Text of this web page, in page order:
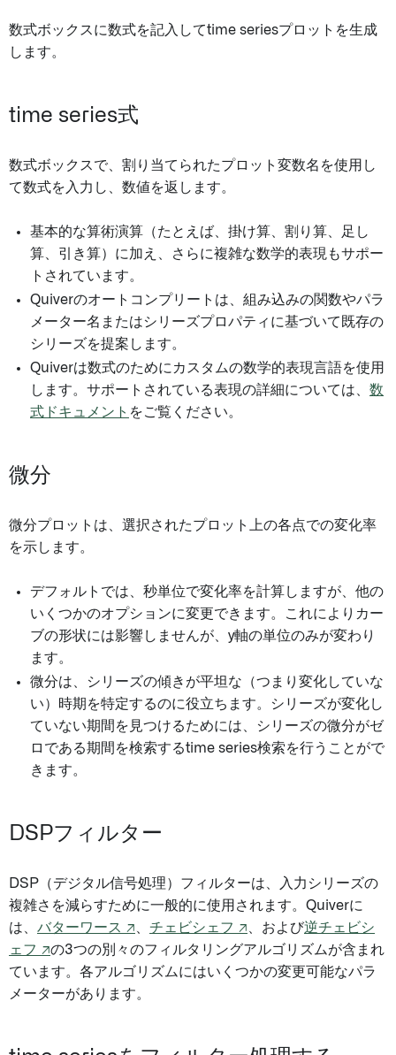
数式ボックスに数式を記入してtime seriesプロットを生成
します。
time series式
数式ボックスで、割り当てられたプロット変数名を使用し
て数式を入力し、数値を返します。
基本的な算術演算（たとえば、掛け算、割り算、足し
算、引き算）に加え、さらに複雑な数学的表現もサポー
トされています。
Quiverのオートコンプリートは、組み込みの関数やパラ
メーター名またはシリーズプロパティに基づいて既存の
シリーズを提案します。
Quiverは数式のためにカスタムの数学的表現言語を使用
します。サポートされている表現の詳細については、 数
式ドキュメント をご覧ください。
微分
微分プロットは、選択されたプロット上の各点での変化率
を示します。
デフォルトでは、秒単位で変化率を計算しますが、他の
いくつかのオプションに変更できます。これによりカー
ブの形状には影響しませんが、y軸の単位のみが変わり
ます。
微分は、シリーズの傾きが平坦な（つまり変化していな
い）時期を特定するのに役立ちます。シリーズが変化し
ていない期間を見つけるためには、シリーズの微分がゼ
ロである期間を検索するtime series検索を行うことがで
きます。
DSPフィルター
DSP（デジタル信号処理）フィルターは、入力シリーズの
複雑さを減らすために一般的に使用されます。Quiverに
は、 バターワース ↗ チェビシェフ ↗ 、および逆チェビシ
ェフ ↗の3つの別々のフィルタリングアルゴリズムが含まれ
ています。各アルゴリズムにはいくつかの変更可能なパラ
メーターがあります。